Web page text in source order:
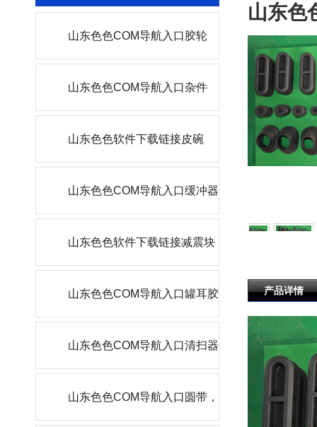
山东色
产品详情
山东色色COM导航入口胶轮
山东色色COM导航入口杂件
山东色色软件下载链接皮碗
山东色色COM导航入口缓冲器
山东色色软件下载链接减震块
山东色色COM导航入口罐耳胶
轮
山东色色COM导航入口清扫器
刮刀
山东色色COM导航入口圆带，